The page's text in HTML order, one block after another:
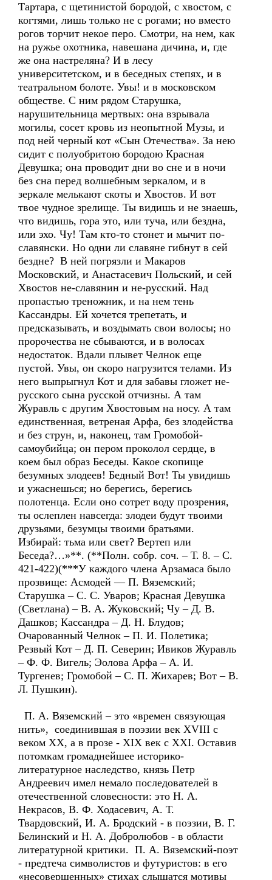
Тартара, с щетинистой бородой, с хвостом, с
когтями, лишь только не с рогами; но вместо
рогов торчит некое перо. Смотри, на нем, как
на ружье охотника, навешана дичина, и, где
же она настреляна? И в лесу
университетском, и в беседных степях, и в
театральном болоте. Увы! и в московском
обществе. С ним рядом Старушка,
нарушительница мертвых: она взрывала
могилы, сосет кровь из неопытной Музы, и
под ней черный кот «Сын Отечества». За нею
сидит с полуобритою бородою Красная
Девушка; она проводит дни во сне и в ночи
без сна перед волшебным зеркалом, и в
зеркале мелькают скоты и Хвостов. И вот
твое чудное зрелище. Ты видишь и не знаешь,
что видишь, гора это, или туча, или бездна,
или эхо. Чу! Там кто-то стонет и мычит по-
славянски. Но одни ли славяне гибнут в сей
бездне? В ней погрязли и Макаров
Московский, и Анастасевич Польский, и сей
Хвостов не-славянин и не-русский. Над
пропастью треножник, и на нем тень
Кассандры. Ей хочется трепетать, и
предсказывать, и воздымать свои волосы; но
пророчества не сбываются, и в волосах
недостаток. Вдали плывет Челнок еще
пустой. Увы, он скоро нагрузится телами. Из
него выпрыгнул Кот и для забавы гложет не-
русского сына русской отчизны. А там
Журавль с другим Хвостовым на носу. А там
единственная, ветреная Арфа, без злодейства
и без струн, и, наконец, там Громобой-
самоубийца; он пером проколол сердце, в
коем был образ Беседы. Какое скопище
безумных злодеев! Бедный Вот! Ты увидишь
и ужаснешься; но берегись, берегись
полотенца. Если оно сотрет воду прозрения,
ты ослеплен навсегда: злодеи будут твоими
друзьями, безумцы твоими братьями.
Избирай: тьма или свет? Вертеп или
Беседа?…»**. (**Полн. собр. соч. – Т. 8. – С.
421-422)(***У каждого члена Арзамаса было
прозвище: Асмодей –– П. Вяземский;
Старушка – С. С. Уваров; Красная Девушка
(Светлана) – В. А. Жуковский; Чу – Д. В.
Дашков; Кассандра – Д. Н. Блудов;
Очарованный Челнок – П. И. Полетика;
Резвый Кот – Д. П. Северин; Ивиков Журавль
– Ф. Ф. Вигель; Эолова Арфа – А. И.
Тургенев; Громобой – С. П. Жихарев; Вот – В.
Л. Пушкин).
П. А. Вяземский – это «времен связующая
нить», соединившая в поэзии век XVIII с
веком XX, а в прозе - XIX век с XXI. Оставив
потомкам громаднейшее историко-
литературное наследство, князь Петр
Андреевич имел немало последователей в
отечественной словесности: это Н. А.
Некрасов, В. Ф. Ходасевич, А. Т.
Твардовский, И. А. Бродский - в поэзии, В. Г.
Белинский и Н. А. Добролюбов - в области
литературной критики. П. А. Вяземский-поэт
- предтеча символистов и футуристов: в его
«несовершенных» стихах слышатся мотивы